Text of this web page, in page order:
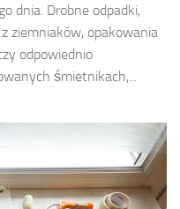
dnia. Drobne odpadki,
ziemniaków, opakowania
odpowiednio
śmietnikach,...